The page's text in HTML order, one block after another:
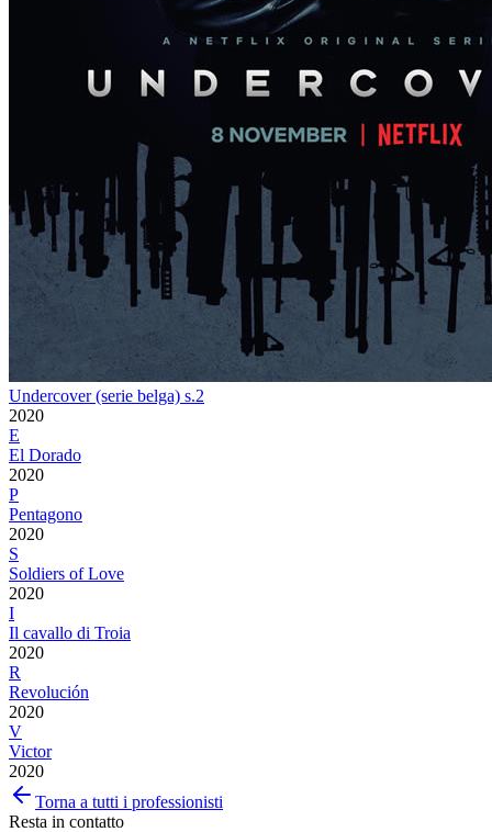
Undercover (serie belga) s.2
2020
E
El Dorado
2020
P
Pentagono
2020
S
Soldiers of Love
2020
I
Il cavallo di Troia
2020
R
Revolución
2020
V
Victor
2020
Torna a tutti i professionisti
Resta in contatto